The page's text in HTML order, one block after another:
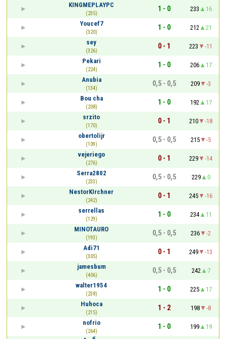
KINGMEPLAYPC
(235)
1 - 0 233
16
Youcef7
(320)
1 - 0 212
21
sey
(326)
0 - 1 223
-11
Pekari
(224)
1 - 0 206
17
Anubia
(134)
0,5 - 0,5 209
-3
Bou cha
(208)
1 - 0 192
17
srzito
(170)
0 - 1 210
-18
obertolijr
(109)
0,5 - 0,5 215
-5
vejeriego
(276)
0 - 1 229
-14
Serra2802
(233)
0,5 - 0,5 229
0
NestorKIrchner
(242)
0 - 1 245
-16
serrellas
(129)
1 - 0 234
11
MINOTAURO
(193)
0,5 - 0,5 236
-2
Adi71
(305)
0 - 1 249
-13
jamesbum
(406)
0,5 - 0,5 242
7
walter1954
(238)
1 - 0 225
17
Huhoca
(215)
1 - 2 198
-8
nofrio
(264)
1 - 0 199
19